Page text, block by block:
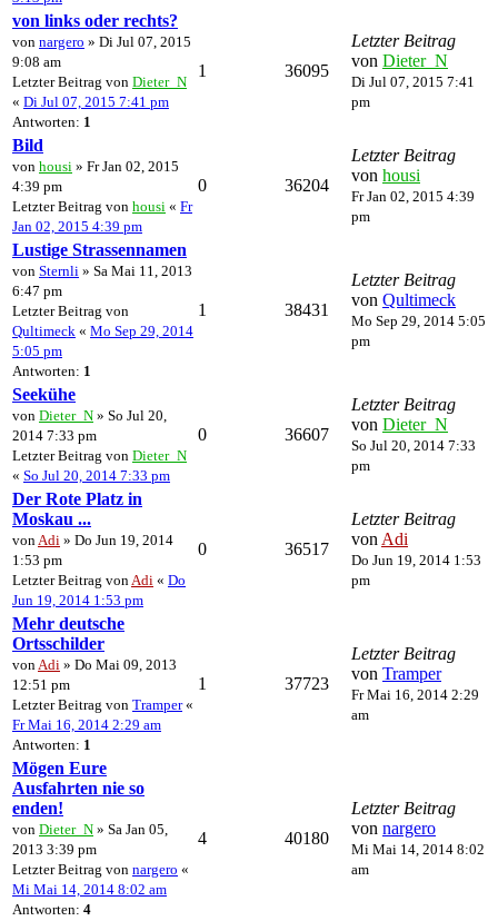
von links oder rechts?
von nargero » Di Jul 07, 2015
9:08 am
Letzter Beitrag von Dieter_N
« Di Jul 07, 2015 7:41 pm
Antworten: 1
1 36095
Letzter Beitrag
von Dieter_N
Di Jul 07, 2015 7:41
pm
Bild
von housi » Fr Jan 02, 2015
4:39 pm
Letzter Beitrag von housi « Fr
Jan 02, 2015 4:39 pm
0 36204
Letzter Beitrag
von housi
Fr Jan 02, 2015 4:39
pm
Lustige Strassennamen
von Sternli » Sa Mai 11, 2013
6:47 pm
Letzter Beitrag von
Qultimeck « Mo Sep 29, 2014
5:05 pm
Antworten: 1
1 38431
Letzter Beitrag
von Qultimeck
Mo Sep 29, 2014 5:05
pm
Seekühe
von Dieter_N » So Jul 20,
2014 7:33 pm
Letzter Beitrag von Dieter_N
« So Jul 20, 2014 7:33 pm
0 36607
Letzter Beitrag
von Dieter_N
So Jul 20, 2014 7:33
pm
Der Rote Platz in
Moskau ...
von Adi » Do Jun 19, 2014
1:53 pm
Letzter Beitrag von Adi « Do
Jun 19, 2014 1:53 pm
0 36517
Letzter Beitrag
von Adi
Do Jun 19, 2014 1:53
pm
Mehr deutsche
Ortsschilder
von Adi » Do Mai 09, 2013
12:51 pm
Letzter Beitrag von Tramper«
Fr Mai 16, 2014 2:29 am
Antworten: 1
1 37723
Letzter Beitrag
von Tramper
Fr Mai 16, 2014 2:29
am
Mögen Eure
Ausfahrten nie so
enden!
von Dieter_N » Sa Jan 05,
2013 3:39 pm
Letzter Beitrag von nargero «
Mi Mai 14, 2014 8:02 am
Antworten: 4
4 40180
Letzter Beitrag
von nargero
Mi Mai 14, 2014 8:02
am